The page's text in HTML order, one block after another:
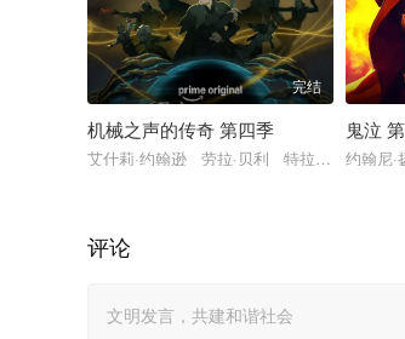
完结
机械之声的传奇 第四季
艾什莉·约翰逊 劳拉·贝利 特拉维斯·威林
鬼泣
约翰尼
评论